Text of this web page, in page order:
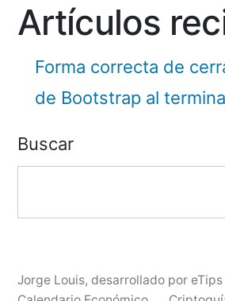
Artículos
Forma correcta de
de Bootstrap al
Buscar
Jorge Louis, desarrollado por eTips